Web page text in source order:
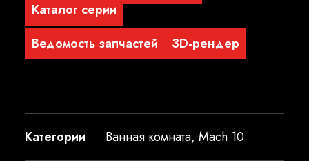
Каталог серии
Ведомость запчастей
3D-рендер
Категории Ванная комната, Mach 10